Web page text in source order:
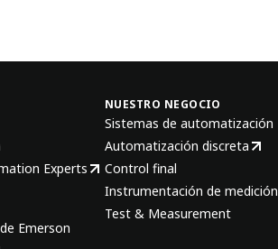
Experts
Emerson
NUESTRO NEGOCIO
Sistemas de automatización
Automatización discreta
Control final
Instrumentación de medición
Test & Measurement